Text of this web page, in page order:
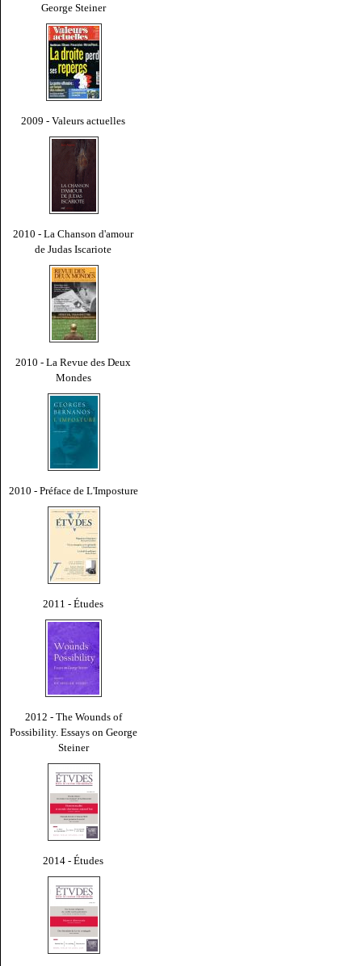
George Steiner
2009 - Valeurs actuelles
2010 - La Chanson d'amour
de Judas Iscariote
2010 - La Revue des Deux
Mondes
2010 - Préface de L'Imposture
2011 - Études
2012 - The Wounds of
Possibility. Essays on George
Steiner
2014 - Études